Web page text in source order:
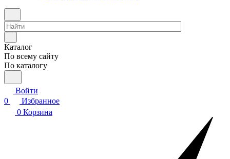
Каталог
По всему сайту
По каталогу
Войти
0
Избранное
0 Корзина